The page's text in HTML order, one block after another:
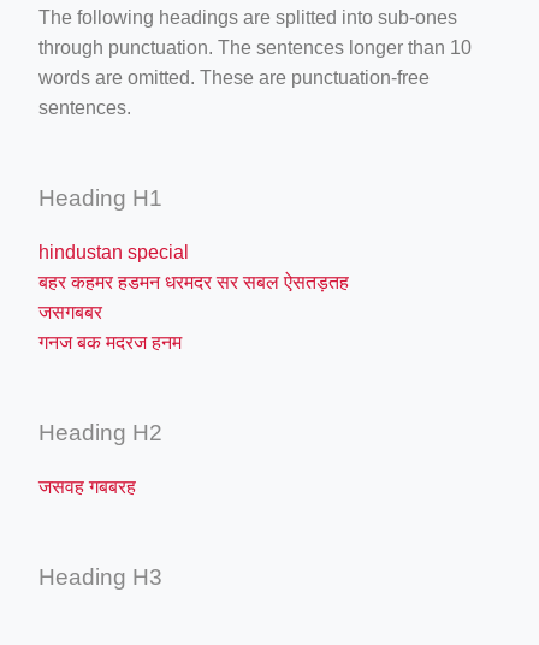
The following headings are splitted into sub-ones
through punctuation. The sentences longer than 10
words are omitted. These are punctuation-free
sentences.
Heading H1
hindustan special
बहर कहमर हडमन धरमदर सर सबल ऐसतड़तह
जसगबबर
गनज बक मदरज हनम
Heading H2
जसवह गबबरह
Heading H3